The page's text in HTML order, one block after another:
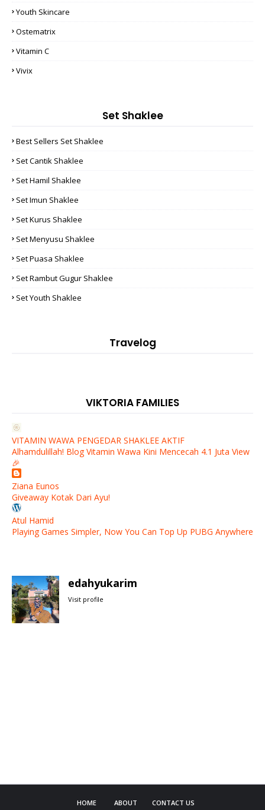
Youth Skincare
Ostematrix
Vitamin C
Vivix
Set Shaklee
Best Sellers Set Shaklee
Set Cantik Shaklee
Set Hamil Shaklee
Set Imun Shaklee
Set Kurus Shaklee
Set Menyusu Shaklee
Set Puasa Shaklee
Set Rambut Gugur Shaklee
Set Youth Shaklee
Travelog
VIKTORIA FAMILIES
VITAMIN WAWA PENGEDAR SHAKLEE AKTIF
Alhamdulillah! Blog Vitamin Wawa Kini Mencecah 4.1 Juta View
🎉
Ziana Eunos
Giveaway Kotak Dari Ayu!
Atul Hamid
Playing Games Simpler, Now You Can Top Up PUBG Anywhere
edahyukarim
Visit profile
HOME ABOUT CONTACT US